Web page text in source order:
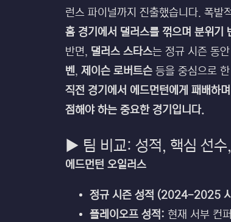
런스 파이널까지 진출했습니다. 폭발
홈 경기에서 댈러스를 꺾으며 분위기
반면, 댈러스 스타스는 정규 시즌 동
벤, 제이슨 로버트슨 등을 중심으로
직전 경기에서 에드먼턴에게 패배하
점해야 하는 중요한 경기입니다.
▶ 팀 비교: 성적, 핵심 선수
에드먼턴 오일러스
정규 시즌 성적 (2024-2025
플레이오프 성적: 현재 서부 컨